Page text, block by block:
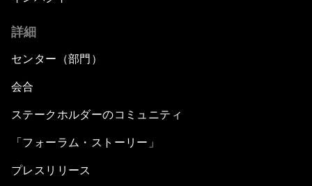
詳細
センター（部門）
会合
ステークホルダーのコミュニティ
「フォーラム・ストーリー」
プレスリリース